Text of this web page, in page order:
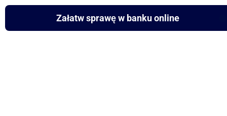
Załatw sprawę w banku online